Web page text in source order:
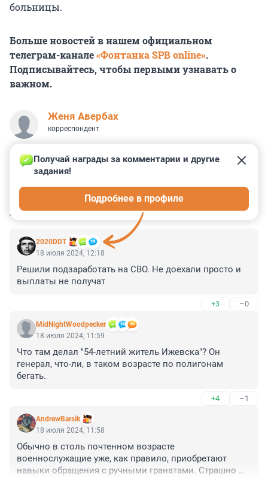
больницы.
Больше новостей в нашем официальном
телеграм-канале«Фонтанка SPB online».
Подписывайтесь, чтобы первыми узнавать о
важном.
Женя Авербах
корреспондент
КОММЕНТАРИИ 6
2020DDT
Получай награды за комментарии и другие
задания!
Подробнее в профиле
18 июля 2024, 12:18
Решили подзаработать на СВО. Не доехали просто и
выплаты не получат
+3 –0
MidNightWoodpecker
18 июля 2024, 11:59
Что там делал "54-летний житель Ижевска"? Он
генерал, что-ли, в таком возрасте по полигонам
бегать.
+4 –1
AndrewBarsik
18 июля 2024, 11:58
Обычно в столь почтенном возрасте
военнослужащие уже, как правило, приобретают
навыки обращения с ручными гранатами. Страшно